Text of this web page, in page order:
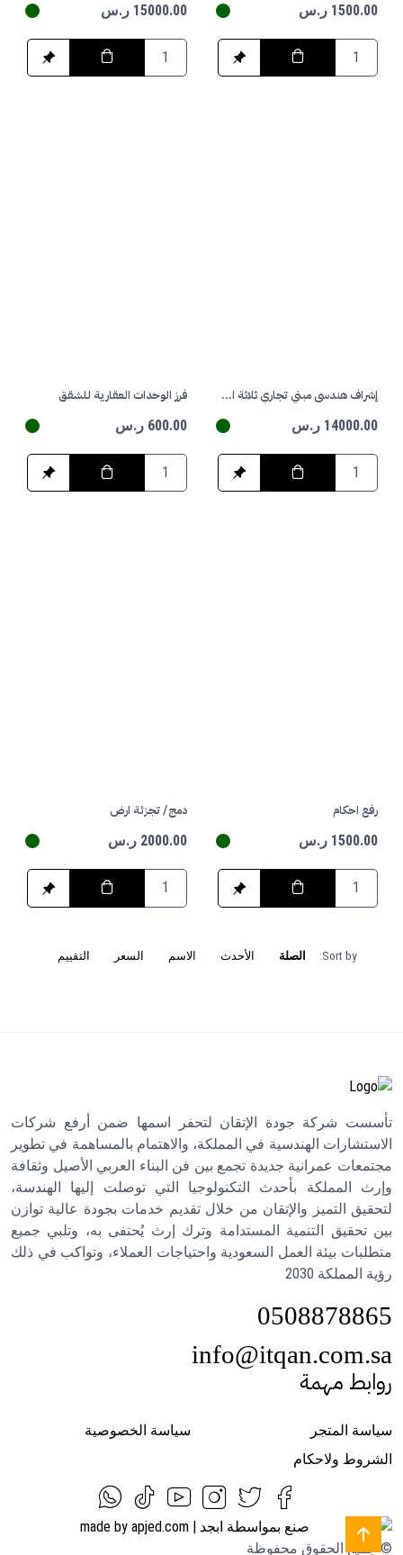
1500.00 ر.س
15000.00 ر.س
إشراف هندسي مبني تجاري ثلاثة ادوار
14000.00 ر.س
فرز الوحدات العقارية للشقق
600.00 ر.س
رفع احكام
1500.00 ر.س
دمج/ تجزئة ارض
2000.00 ر.س
Sort by: الصلة الأحدث الاسم السعر التقييم
تأسست شركة جودة الإتقان لتحفر اسمها ضمن أرفع شركات
الاستشارات الهندسية في المملكة، والاهتمام بالمساهمة في تطوير
مجتمعات عمرانية جديدة تجمع بين فن البناء العربي الأصيل وثقافة
وإرث المملكة بأحدث التكنولوجيا التي توصلت إليها الهندسة،
لتحقيق التميز والإتقان من خلال تقديم خدمات بجودة عالية توازن
بين تحقيق التنمية المستدامة وترك إرث يُحتفى به، وتلبي جميع
متطلبات بيئة العمل السعودية واحتياجات العملاء، وتواكب في ذلك
رؤية المملكة 2030
0508878865
info@itqan.com.sa
روابط مهمة
سياسة المتجر
سياسة الخصوصية
الشروط ولاحكام
© جميع الحقوق محفوظة